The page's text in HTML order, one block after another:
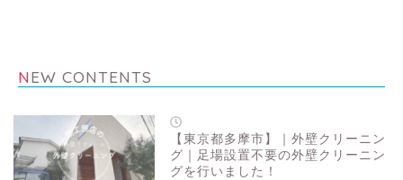
NEW CONTENTS
【東京都多摩市】｜外壁クリーニン
グ｜足場設置不要の外壁クリーニン
グを行いました！